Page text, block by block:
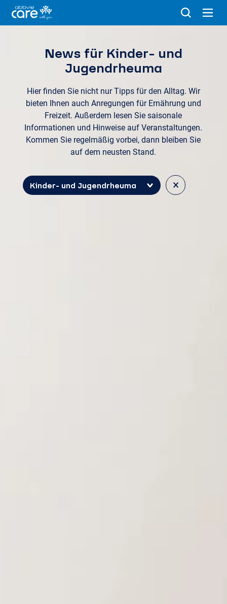
News für Kinder- und
Jugendrheuma
Hier finden Sie nicht nur Tipps für den Alltag. Wir
bieten Ihnen auch Anregungen für Ernährung und
Freizeit. Außerdem lesen Sie saisonale
Informationen und Hinweise auf Veranstaltungen.
Kommen Sie regelmäßig vorbei, dann bleiben Sie
auf dem neusten Stand.
Kinder- und Jugendrheuma ×